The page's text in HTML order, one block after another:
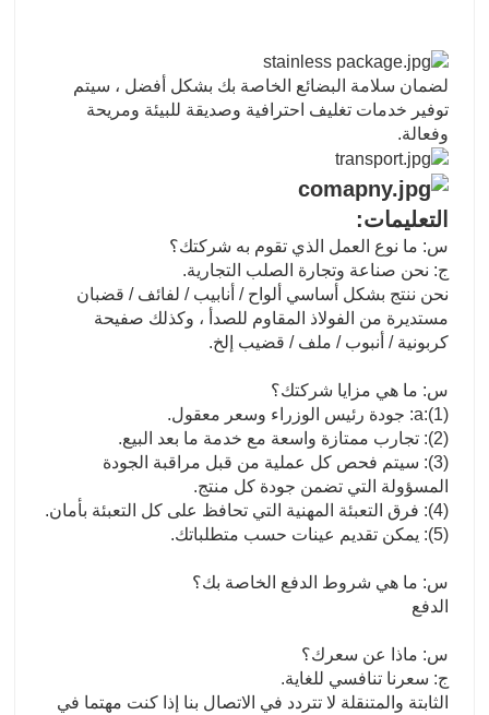
لضمان سلامة البضائع الخاصة بك بشكل أفضل ، سيتم
توفير خدمات تغليف احترافية وصديقة للبيئة ومريحة
وفعالة.
التعليمات:
س: ما نوع العمل الذي تقوم به شركتك؟
ج: نحن صناعة وتجارة الصلب التجارية.
نحن ننتج بشكل أساسي ألواح / أنابيب / لفائف / قضبان
مستديرة من الفولاذ المقاوم للصدأ ، وكذلك صفيحة
كربونية / أنبوب / ملف / قضيب إلخ.
س: ما هي مزايا شركتك؟
a:(1): جودة رئيس الوزراء وسعر معقول.
(2): تجارب ممتازة واسعة مع خدمة ما بعد البيع.
(3): سيتم فحص كل عملية من قبل مراقبة الجودة
المسؤولة التي تضمن جودة كل منتج.
(4): فرق التعبئة المهنية التي تحافظ على كل التعبئة بأمان.
(5): يمكن تقديم عينات حسب متطلباتك.
س: ما هي شروط الدفع الخاصة بك؟
الدفع
س: ماذا عن سعرك؟
ج: سعرنا تنافسي للغاية.
الثابتة والمتنقلة لا تتردد في الاتصال بنا إذا كنت مهتما في